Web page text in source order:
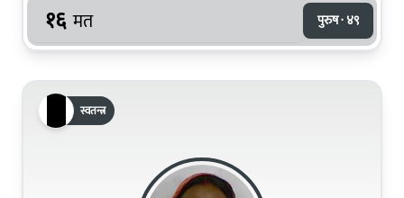
१६ मत पुरुष · ४९
स्वतन्त्र